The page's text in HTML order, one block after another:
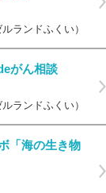
ランドふくい）
がん相談
ランドふくい）
「海の生き物